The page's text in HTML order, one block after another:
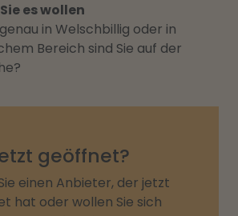
es wollen
in Welschbillig oder in
Bereich sind Sie auf der
geöffnet?
einen Anbieter, der jetzt
hat oder wollen Sie sich